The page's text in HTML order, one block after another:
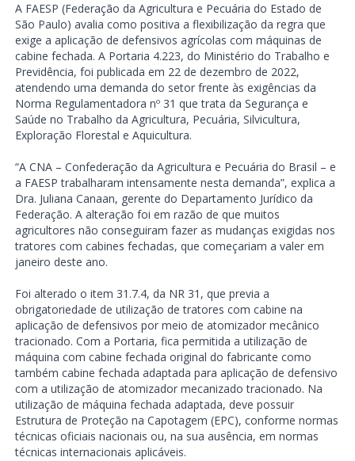
A FAESP (Federação da Agricultura e Pecuária do Estado de
São Paulo) avalia como positiva a flexibilização da regra que
exige a aplicação de defensivos agrícolas com máquinas de
cabine fechada. A Portaria 4.223, do Ministério do Trabalho e
Previdência, foi publicada em 22 de dezembro de 2022,
atendendo uma demanda do setor frente às exigências da
Norma Regulamentadora nº 31 que trata da Segurança e
Saúde no Trabalho da Agricultura, Pecuária, Silvicultura,
Exploração Florestal e Aquicultura.
“A CNA – Confederação da Agricultura e Pecuária do Brasil – e
a FAESP trabalharam intensamente nesta demanda”, explica a
Dra. Juliana Canaan, gerente do Departamento Jurídico da
Federação. A alteração foi em razão de que muitos
agricultores não conseguiram fazer as mudanças exigidas nos
tratores com cabines fechadas, que começariam a valer em
janeiro deste ano.
Foi alterado o item 31.7.4, da NR 31, que previa a
obrigatoriedade de utilização de tratores com cabine na
aplicação de defensivos por meio de atomizador mecânico
tracionado. Com a Portaria, fica permitida a utilização de
máquina com cabine fechada original do fabricante como
também cabine fechada adaptada para aplicação de defensivo
com a utilização de atomizador mecanizado tracionado. Na
utilização de máquina fechada adaptada, deve possuir
Estrutura de Proteção na Capotagem (EPC), conforme normas
técnicas oficiais nacionais ou, na sua ausência, em normas
técnicas internacionais aplicáveis.